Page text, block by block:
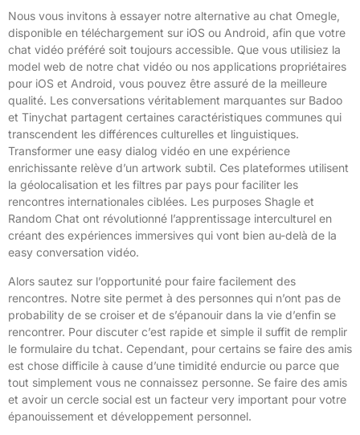
Nous vous invitons à essayer notre alternative au chat Omegle,
disponible en téléchargement sur iOS ou Android, afin que votre
chat vidéo préféré soit toujours accessible. Que vous utilisiez la
model web de notre chat vidéo ou nos applications propriétaires
pour iOS et Android, vous pouvez être assuré de la meilleure
qualité. Les conversations véritablement marquantes sur Badoo
et Tinychat partagent certaines caractéristiques communes qui
transcendent les différences culturelles et linguistiques.
Transformer une easy dialog vidéo en une expérience
enrichissante relève d’un artwork subtil. Ces plateformes utilisent
la géolocalisation et les filtres par pays pour faciliter les
rencontres internationales ciblées. Les purposes Shagle et
Random Chat ont révolutionné l’apprentissage interculturel en
créant des expériences immersives qui vont bien au-delà de la
easy conversation vidéo.
Alors sautez sur l’opportunité pour faire facilement des
rencontres. Notre site permet à des personnes qui n’ont pas de
probability de se croiser et de s’épanouir dans la vie d’enfin se
rencontrer. Pour discuter c’est rapide et simple il suffit de remplir
le formulaire du tchat. Cependant, pour certains se faire des amis
est chose difficile à cause d’une timidité endurcie ou parce que
tout simplement vous ne connaissez personne. Se faire des amis
et avoir un cercle social est un facteur very important pour votre
épanouissement et développement personnel.